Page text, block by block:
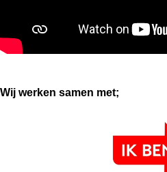
Wij werken samen met;